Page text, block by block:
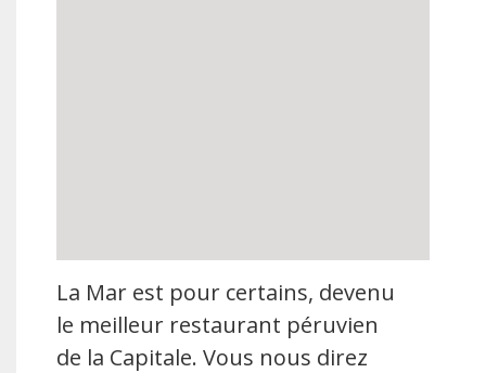
La Mar est pour certains, devenu
le meilleur restaurant péruvien
de la Capitale. Vous nous direz